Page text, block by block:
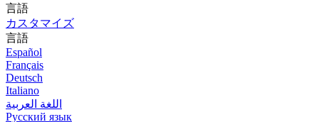
言語
カスタマイズ
言語
Español
Français
Deutsch
Italiano
اللغة العربية
Русский язык